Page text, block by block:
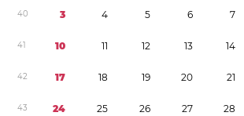
40 3 4 5 6 7
41 10 11 12 13 14
42 17 18 19 20 21
43 24 25 26 27 28